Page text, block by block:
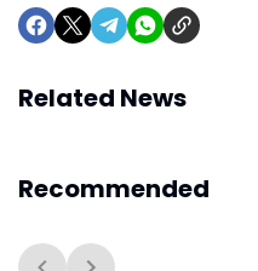
Related News
Recommended